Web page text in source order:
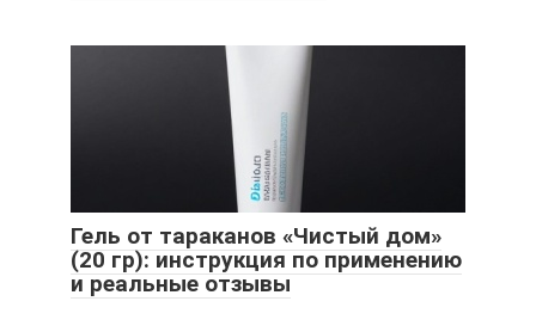
Гель от тараканов «Чистый дом»
(20 гр): инструкция по применению
и реальные отзывы